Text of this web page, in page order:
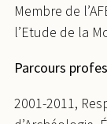
Membre de
l’Etude de la
Parcours
2001-2011,